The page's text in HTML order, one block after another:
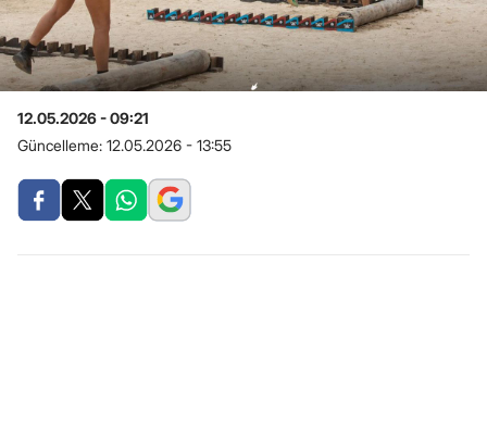
12.05.2026 - 09:21
Güncelleme: 12.05.2026 - 13:55